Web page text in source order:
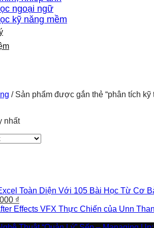
ngoại ngữ
kỹ năng mềm
/Sản phẩm được gắn thẻ “phân tích kỹ
nhất
₫
hiện